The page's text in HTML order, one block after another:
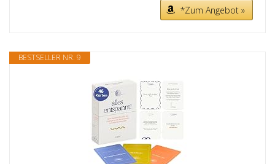
*Zum Angebot »
BESTSELLER NR. 9